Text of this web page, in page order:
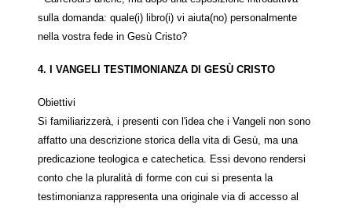
sulla domanda: quale(i) libro(i) vi aiuta(no) personalmente
nella vostra fede in Gesù Cristo?
4. I VANGELI TESTIMONIANZA DI GESÙ CRISTO
Obiettivi
Si familiarizzerà, i presenti con l'idea che i Vangeli non sono
affatto una descrizione storica della vita di Gesù, ma una
predicazione teologica e catechetica. Essi devono rendersi
conto che la pluralità di forme con cui si presenta la
testimonianza rappresenta una originale via di accesso al